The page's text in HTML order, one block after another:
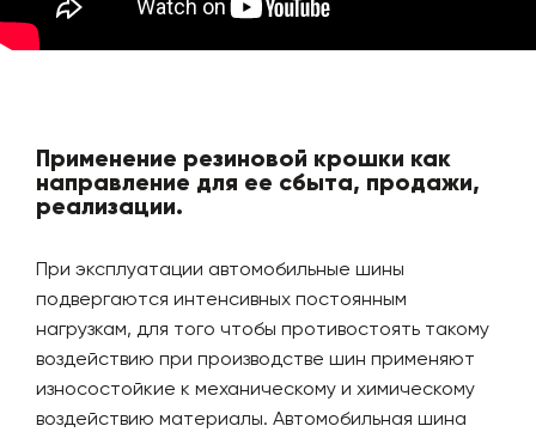
Применение резиновой крошки как
направление для ее сбыта, продажи,
реализации.
При эксплуатации автомобильные шины
подвергаются интенсивных постоянным
нагрузкам, для того чтобы противостоять такому
воздействию при производстве шин применяют
износостойкие к механическому и химическому
воздействию материалы. Автомобильная шина